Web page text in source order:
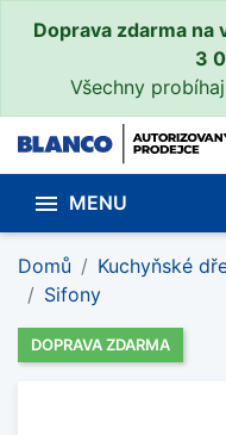
Doprava zdarma na
3
Všechny
 MENU
Domů Kuchyňské
Sifony
DOPRAVA ZDARMA